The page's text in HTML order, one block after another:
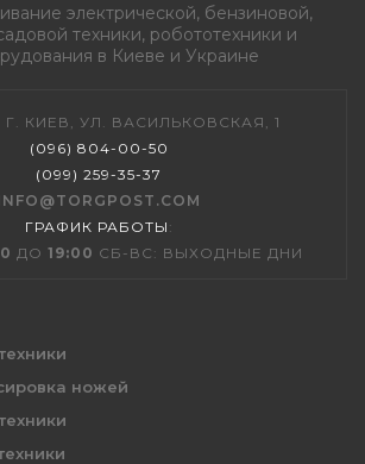
электрической, бензиновой,
техники, робототехники и
в Киеве и Украине
Г. КИЕВ, УЛ. ВАСИЛЬКОВСКАЯ, 1
(096) 804-00-50
(099) 259-35-37
ГРАФИК РАБОТЫ :
ДО 19:00 СБ-ВС: ВЫХОДНЫЕ ДНИ
ножей